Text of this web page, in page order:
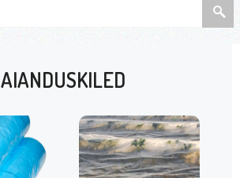
AIANDUSKILED